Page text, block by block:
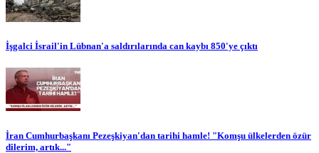
İşgalci İsrail'in Lübnan'a saldırılarında can kaybı 850'ye çıktı
İran Cumhurbaşkanı Pezeşkiyan'dan tarihi hamle! "Komşu ülkelerden özür
dilerim, artık..."